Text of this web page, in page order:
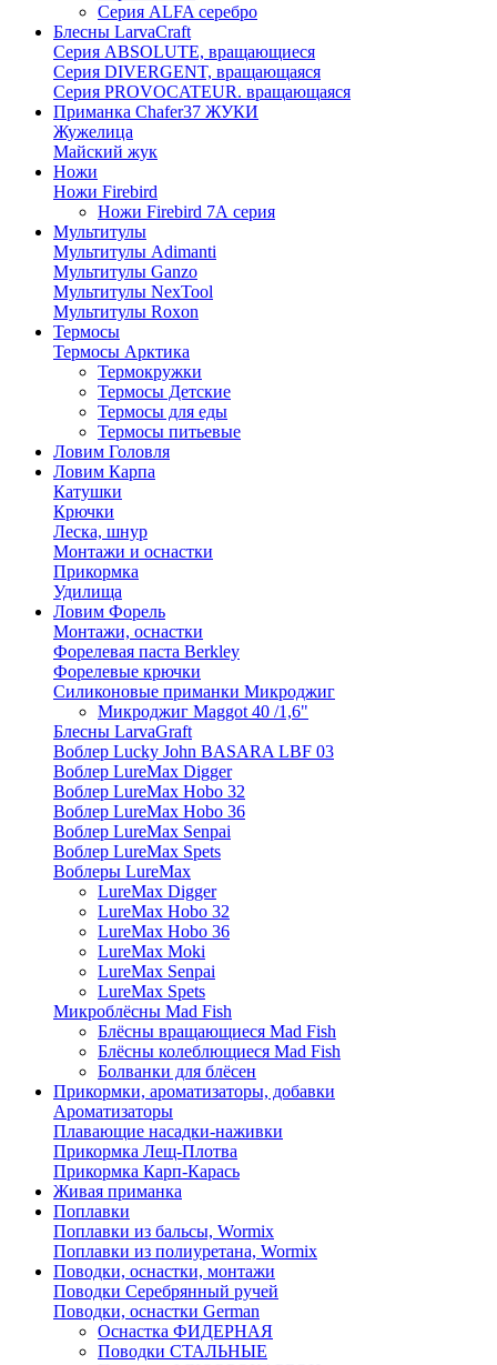
Серия ALFA серебро
Блесны LarvaCraft
Серия ABSOLUTE, вращающиеся
Серия DIVERGENT, вращающаяся
Серия PROVOCATEUR. вращающаяся
Приманка Chafer37 ЖУКИ
Жужелица
Майский жук
Ножи
Ножи Firebird
Ножи Firebird 7А серия
Мультитулы
Мультитулы Adimanti
Мультитулы Ganzo
Мультитулы NexTool
Мультитулы Roxon
Термосы
Термосы Арктика
Термокружки
Термосы Детские
Термосы для еды
Термосы питьевые
Ловим Головля
Ловим Карпа
Катушки
Крючки
Леска, шнур
Монтажи и оснастки
Прикормка
Удилища
Ловим Форель
Монтажи, оснастки
Форелевая паста Berkley
Форелевые крючки
Силиконовые приманки Микроджиг
Микроджиг Maggot 40 /1,6"
Блесны LarvaGraft
Воблер Lucky John BASARA LBF 03
Воблер LureMax Digger
Воблер LureMax Hobo 32
Воблер LureMax Hobo 36
Воблер LureMax Senpai
Воблер LureMax Spets
Воблеры LureMax
LureMax Digger
LureMax Hobo 32
LureMax Hobo 36
LureMax Moki
LureMax Senpai
LureMax Spets
Микроблёсны Mad Fish
Блёсны вращающиеся Mad Fish
Блёсны колеблющиеся Mad Fish
Болванки для блёсен
Прикормки, ароматизаторы, добавки
Ароматизаторы
Плавающие насадки-наживки
Прикормка Лещ-Плотва
Прикормка Карп-Карась
Живая приманка
Поплавки
Поплавки из бальсы, Wormix
Поплавки из полиуретана, Wormix
Поводки, оснастки, монтажи
Поводки Серебрянный ручей
Поводки, оснастки German
Оснастка ФИДЕРНАЯ
Поводки СТАЛЬНЫЕ